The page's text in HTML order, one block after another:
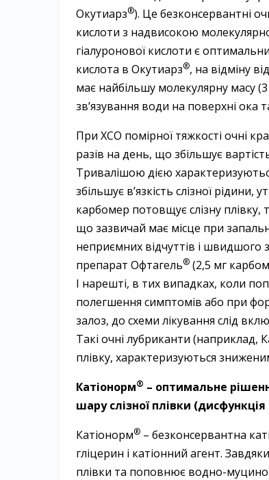
Окутиарз®). Це безконсервантні
кислоти з надвисокою
гіалуронової кислоти є
кислота в ­Окутиарз®, на відміну
має найбільшу молекулярну масу
зв’язування води на поверхні ока
При ХСО помірної тяжкості очні
разів на день, що збільшує
Тривалішою дією
збільшує в’язкість слізної
карбомер потовщує слізну
що зазвичай має місце при
неприємних відчуттів і швидшого
препарат ­Офтагель® (2,5 мг
І нарешті, в тих випадках, коли
полегшення симптомів або при
залоз, до схеми лікування слід
Такі очні лубриканти (наприклад,
плівку, характеризуються
Катіонорм® – оптимальне
шару слізної плівки
Катіонорм® – безконсервантна
гліцерин і катіонний агент.
плівки та поповнює водно-